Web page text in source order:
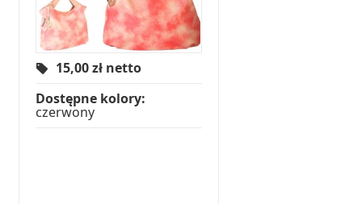
15,00zł netto
Dostępne kolory:
czerwony